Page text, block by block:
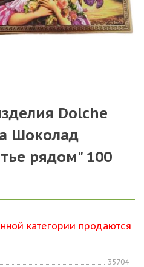
Dolche
Шоколад
рядом" 100
категории продаются
35704